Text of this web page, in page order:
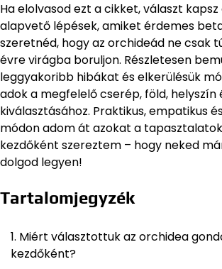
Ha elolvasod ezt a cikket, választ
alapvető lépések, amiket érdemes
szeretnéd, hogy az orchideád ne csak
évre virágba boruljon. Részletesen
leggyakoribb hibákat és elkerülésük
adok a megfelelő cserép, föld, helyszín
kiválasztásához. Praktikus, empatikus
módon adom át azokat a
kezdőként szereztem – hogy neked
dolgod legyen!
Tartalomjegyzék
Miért választottuk az orchidea
kezdőként?